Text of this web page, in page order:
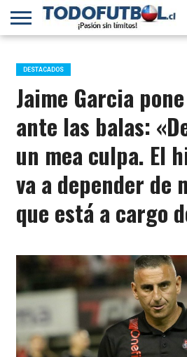
PRIMERA
B
SELECCIÓN
CHILENA
CHILENOS
EN EL
MUNDO
FÚTBOL
INTERNACIONAL
DESTACADOS
Jaime Garcia
ante las balas:
un mea culpa. El
va a depender de
que está a cargo